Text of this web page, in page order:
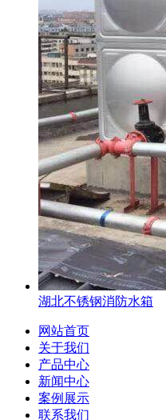
湖北不锈钢消防水箱
网站首页
关于我们
产品中心
新闻中心
案例展示
联系我们